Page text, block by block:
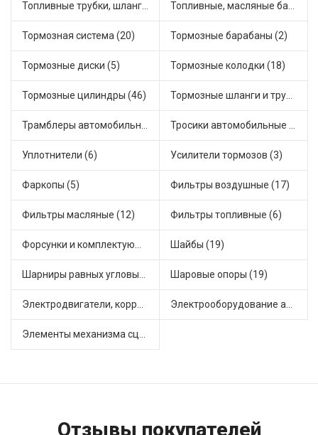
Топливные трубки, шланги, магистрали и рампы (3) Топливные, масляные баки (1)
Тормозная система (20) Тормозные барабаны (2)
Тормозные диски (5) Тормозные колодки (18)
Тормозные цилиндры (46) Тормозные шланги и трубки (5)
Трамблеры автомобильные (40) Тросики автомобильные (23)
Уплотнители (6) Усилители тормозов (3)
Фаркопы (5) Фильтры воздушные (17)
Фильтры масляные (12) Фильтры топливные (6)
Форсунки и комплектующие (1) Шайбы (19)
Шарниры равных угловых скоростей, приводные валы (1) Шаровые опоры (19)
Электродвигатели, корректоры и приводы автомобильн (22) Электрооборудование автомобилей (25)
Элементы механизма сцепления (63)
Отзывы покупателей